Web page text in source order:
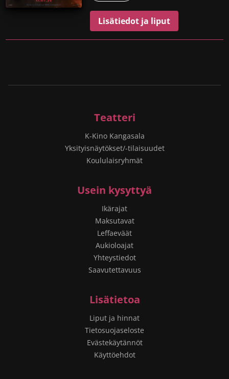
Lisätiedot ja liput
Teatteri
K-Kino Kangasala
Yksityisnäytökset/-tilaisuudet
Koululaisryhmät
Usein kysyttyä
Ikärajat
Maksutavat
Leffaeväät
Aukioloajat
Yhteystiedot
Saavutettavuus
Lisätietoa
Liput ja hinnat
Tietosuojaseloste
Evästekäytännöt
Käyttöehdot